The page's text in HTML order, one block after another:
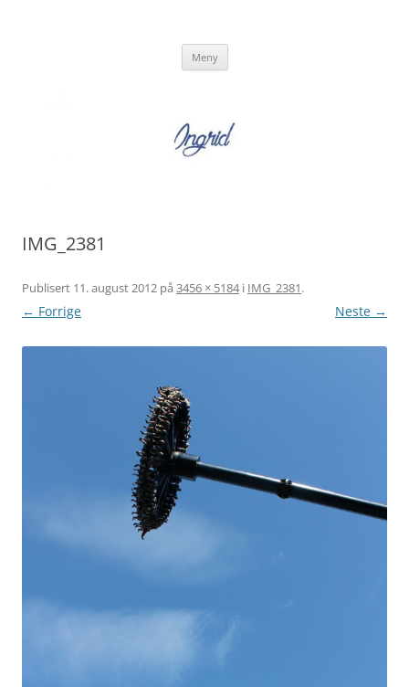
Meny
IMG_2381
Publisert 11. august 2012 på 3456 × 5184i IMG_2381.
← Forrige Neste →